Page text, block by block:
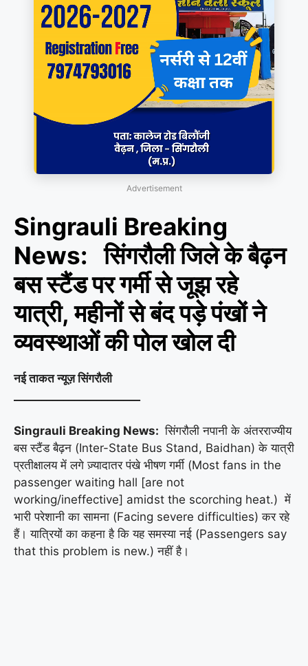
Advertisement
Singrauli Breaking
News: सिंगरौली जिले के बैढ़न
बस स्टैंड पर गर्मी से जूझ रहे
यात्री, महीनों से बंद पड़े पंखों ने
व्यवस्थाओं की पोल खोल दी
नई ताकत न्यूज़ सिंगरौली
Singrauli Breaking News: सिंगरौली नपानी के अंतरराज्यीय
बस स्टैंड बैढ़न (Inter-State Bus Stand, Baidhan) के यात्री
प्रतीक्षालय में लगे ज़्यादातर पंखे भीषण गर्मी (Most fans in the
passenger waiting hall [are not
working/ineffective] amidst the scorching heat.) में
भारी परेशानी का सामना (Facing severe difficulties) कर रहे
हैं। यात्रियों का कहना है कि यह समस्या नई (Passengers say
that this problem is new.) नहीं है।